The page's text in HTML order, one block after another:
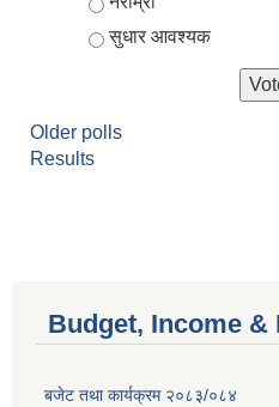
सुधार आवश्यक
Older polls
Results
Budget, Income &
बजेट तथा कार्यक्रम २०८३/०८४